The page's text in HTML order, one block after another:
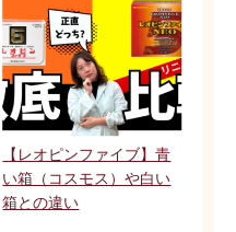
【レオピンファイブ】青
い箱（コスモス）や白い
箱との違い